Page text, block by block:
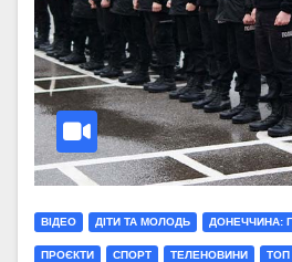
ВІДЕО ДІТИ ТА МОЛОДЬ ДОНЕЧЧИНА:
ПРОЄКТИ СПОРТ ТЕЛЕНОВИНИ ТОП